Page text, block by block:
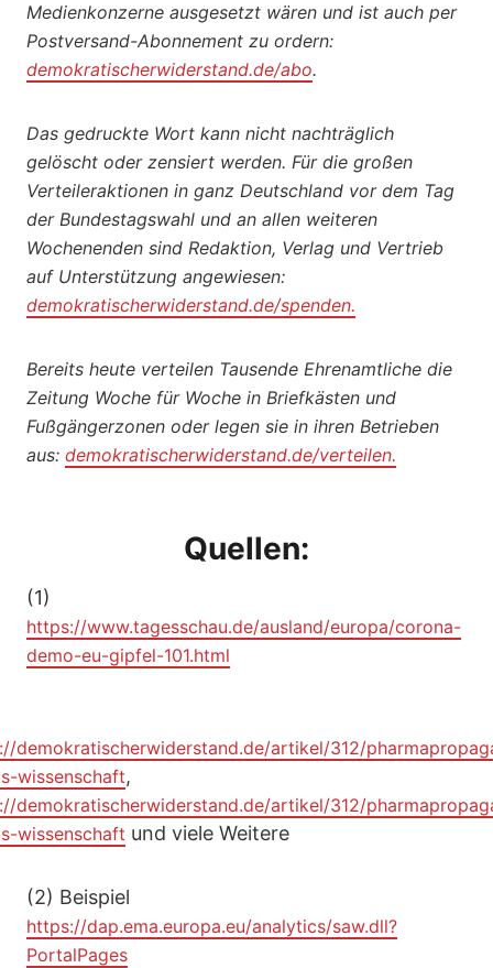
Medienkonzerne ausgesetzt wären und ist auch per
Postversand-Abonnement zu ordern:
demokratischerwiderstand.de/abo.
Das gedruckte Wort kann nicht nachträglich
gelöscht oder zensiert werden. Für die großen
Verteileraktionen in ganz Deutschland vor dem Tag
der Bundestagswahl und an allen weiteren
Wochenenden sind Redaktion, Verlag und Vertrieb
auf Unterstützung angewiesen:
demokratischerwiderstand.de/spenden.
Bereits heute verteilen Tausende Ehrenamtliche die
Zeitung Woche für Woche in Briefkästen und
Fußgängerzonen oder legen sie in ihren Betrieben
aus: demokratischerwiderstand.de/verteilen.
Quellen:
(1)
https://www.tagesschau.de/ausland/europa/corona-
demo-eu-gipfel-101.html
demokratischerwiderstand.de/artikel/312/
wissenschaft,
demokratischerwiderstand.de/artikel/312/
wissenschaft und viele Weitere
(2) Beispiel
https://dap.ema.europa.eu/analytics/saw.dll?
PortalPages